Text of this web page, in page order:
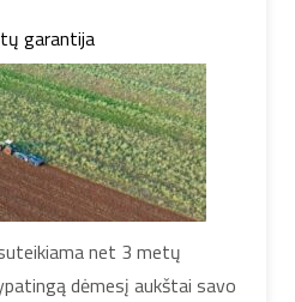
garantija
net 3 metų
dėmesį aukštai savo